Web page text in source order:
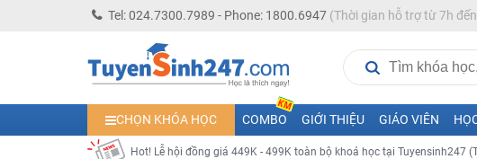
Tel: 024.7300.7989 - Phone: 1800.6947(Thời gian hỗ trợ từ 7h
CHỌN KHÓA HỌC COMBO GIỚI THIỆU GIÁO VIÊN
Học online lớp 3 cùng thầy cô giáo giỏi, nổi tiếng
Học online lớp 2 với thầy cô giáo giỏi, nổi tiếng
2K6! Lộ Trình Sun 2024 - Ba bước luyện thi TN THPT - ĐH ít nhất 25 điểm
Hot! Lễ hội đồng giá 449K - 499K toàn bộ khoá học tại Tuyensinh247